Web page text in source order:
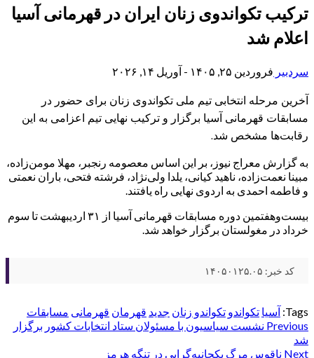
ترکیب تکواندوی زنان ایران در قهرمانی آسیا
اعلام شد
سردبیر فروردین ۲۵, ۱۴۰۵ - آوریل ۱۴, ۲۰۲۶
آخرین مرحله انتخابی تیم ملی تکواندوی زنان برای حضور در
مسابقات قهرمانی آسیا برگزار و ترکیب نهایی تیم اعزامی به این
رقابت‌ها مشخص شد.
به گزارش معراج نیوز، بر این اساس معصومه رنجبر، مهلا مومن‌زاده،
مبینا نعمت‌زاده، ناهید کیانی، یلدا ولی‌نژاد، فرشته فتحی، باران نعمتی
و فاطمه احمدی به اردوی نهایی راه یافتند.
بیست‌وهفتمین دوره مسابقات قهرمانی آسیا از ۳۱ اردیبهشت تا سوم
خرداد در مغولستان برگزار خواهد شد.
کد خبر: ۱۴۰۵۰۱۲۵.۰۵
Tags: آسیا تکواندو تکواندو زنان جدید قهرمان قهرمانی مسابقات
Post
Previous نشست سیاسیون با مسئولان ستاد انتخابات کشور برگزار
شد
Next ناقوس مرگ یکجانبه‌گرایی در تنگه هرمز